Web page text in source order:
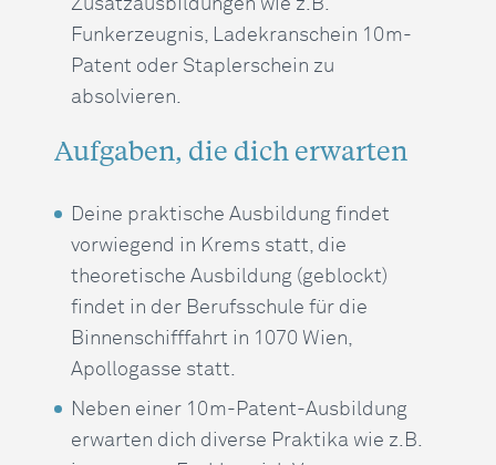
Zusatzausbildungen wie z.B.
Funkerzeugnis, Ladekranschein 10m-
Patent oder Staplerschein zu
absolvieren.
Aufgaben, die dich erwarten
Deine praktische Ausbildung findet
vorwiegend in Krems statt, die
theoretische Ausbildung (geblockt)
findet in der Berufsschule für die
Binnenschifffahrt in 1070 Wien,
Apollogasse statt.
Neben einer 10m-Patent-Ausbildung
erwarten dich diverse Praktika wie z.B.